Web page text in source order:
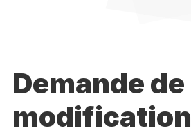
Demande de
modification